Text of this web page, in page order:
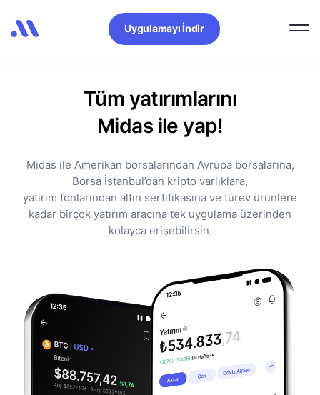
Uygulamayı İndir
Tüm yatırımlarını
Midas ile yap!
Midas ile Amerikan borsalarından Avrupa borsalarına,
Borsa İstanbul’dan kripto varlıklara,
yatırım fonlarından altın sertifikasına ve türev ürünlere
kadar birçok yatırım aracına tek uygulama üzerinden
kolayca erişebilirsin.